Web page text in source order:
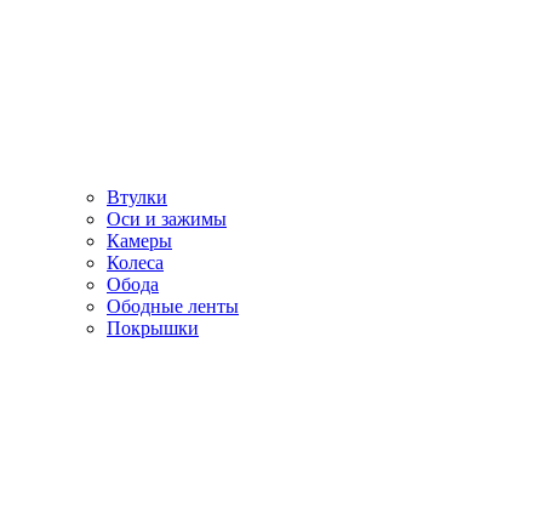
Втулки
Оси и зажимы
Камеры
Колeса
Обода
Ободные ленты
Покрышки